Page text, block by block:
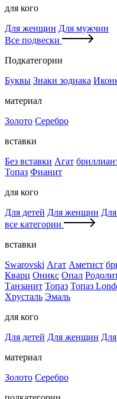
для кого
Для женщин Для мужчин
Все подвески
Подкатегории
Буквы Знаки зодиака
материал
Золото Серебро
вставки
Без вставки Агат
Топаз Фианит
для кого
Для детей Для женщин
все категории
вставки
Swarovski Агат Аметист
Кварц Оникс Опал
Танзанит Топаз Топаз
Хрусталь Эмаль
для кого
Для детей Для женщин
материал
Золото Серебро